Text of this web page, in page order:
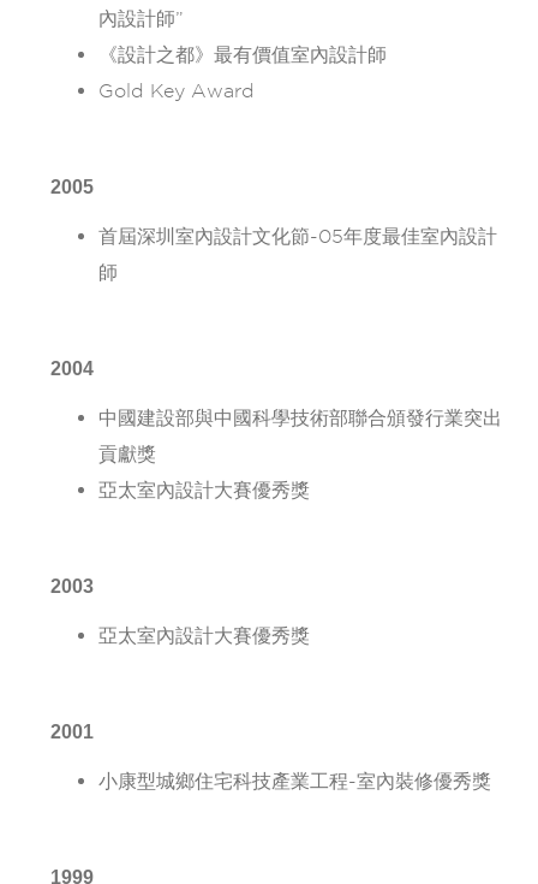
內設計師”
《設計之都》最有價值室內設計師
Gold Key Award
2005
首屆深圳室內設計文化節-05年度最佳室內設計
師
2004
中國建設部與中國科學技術部聯合頒發行業突出
貢獻獎
亞太室內設計大賽優秀獎
2003
亞太室內設計大賽優秀獎
2001
小康型城鄉住宅科技產業工程-室內裝修優秀獎
1999